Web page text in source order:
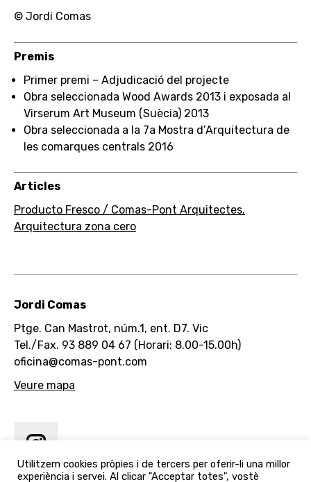
© Jordi Comas
Premis
Primer premi – Adjudicació del projecte
Obra seleccionada Wood Awards 2013 i exposada al
Virserum Art Museum (Suècia) 2013
Obra seleccionada a la 7a Mostra d’Arquitectura de
les comarques centrals 2016
Articles
Producto Fresco / Comas-Pont Arquitectes.
Arquitectura zona cero
Jordi Comas
Ptge. Can Mastrot, núm.1, ent. D7. Vic
Tel./Fax. 93 889 04 67 (Horari: 8.00-15.00h)
oficina@comas-pont.com
Veure mapa
Utilitzem cookies pròpies i de tercers per oferir-li una millor
experiència i servei. Al clicar "Acceptar totes", vostè